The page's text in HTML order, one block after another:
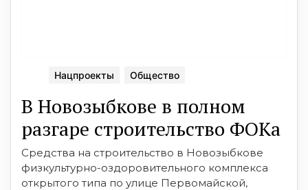
Нацпроекты Общество
В Новозыбкове в полном
разгаре строительство ФОКа
Средства на строительство в Новозыбкове
физкультурно-оздоровительного комплекса
открытого типа по улице Первомайской,